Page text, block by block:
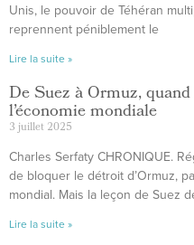
Unis, le pouvoir de Téhéran
reprennent péniblement le
Lire la suite »
De Suez à Ormuz,
l’économie mondiale
3 juillet 2025
Charles Serfaty CHRONIQUE.
de bloquer le détroit d’Ormuz,
mondial. Mais la leçon de Suez
Lire la suite »